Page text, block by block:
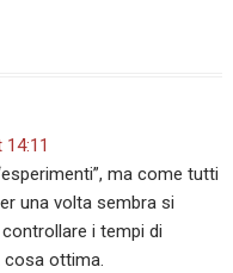
ma come tutti
una volta sembra si
i tempi di
cosa ottima.